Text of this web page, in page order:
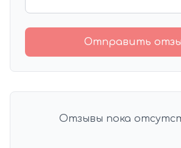
Отправить
Отзывы пока